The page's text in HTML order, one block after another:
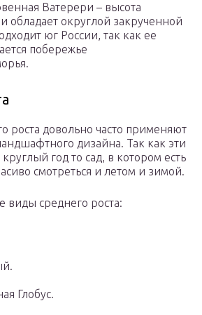
Ватерери – высота
обладает округлой закрученной
юг России, так как ее
побережье
роста довольно часто применяют
дизайна. Так как эти
год то сад, в котором есть
смотреться и летом и зимой.
виды среднего роста:
Глобус.